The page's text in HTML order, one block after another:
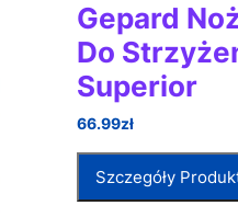
Gepard
Do
Superior
66.99zł
Szczegóły